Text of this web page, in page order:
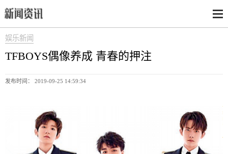
娱乐新闻
TFBOYS偶像养成 青春的押注
发布时间： 2019-09-25 14:59:34